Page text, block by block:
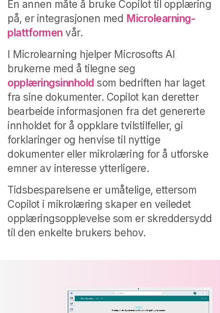
En annen måte å bruke Copilot til opplæring
på, er integrasjonen med Microlearning-
plattformen vår.
I Microlearning hjelper Microsofts AI
brukerne med å tilegne seg
opplæringsinnhold som bedriften har laget
fra sine dokumenter. Copilot kan deretter
bearbeide informasjonen fra det genererte
innholdet for å oppklare tvilstilfeller, gi
forklaringer og henvise til nyttige
dokumenter eller mikrolæring for å utforske
emner av interesse ytterligere.
Tidsbesparelsene er umåtelige, ettersom
Copilot i mikrolæring skaper en veiledet
opplæringsopplevelse som er skreddersydd
til den enkelte brukers behov.